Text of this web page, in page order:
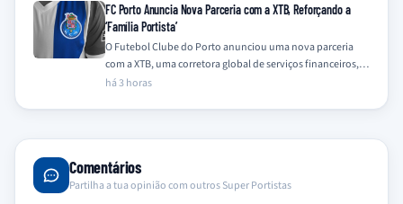
FC Porto Anuncia Nova Parceria com a XTB, Reforçando a
‘Família Portista’
O Futebol Clube do Porto anunciou uma nova parceria
com a XTB, uma corretora global de serviços financeiros,
integrando a empresa na…
há 3 horas
Comentários
Partilha a tua opinião com outros Super Portistas